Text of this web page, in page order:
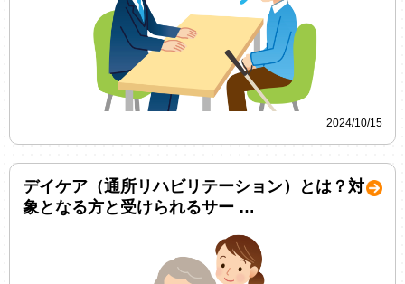
2024/10/15
デイケア（通所リハビリテーション）とは？対
象となる方と受けられるサー …